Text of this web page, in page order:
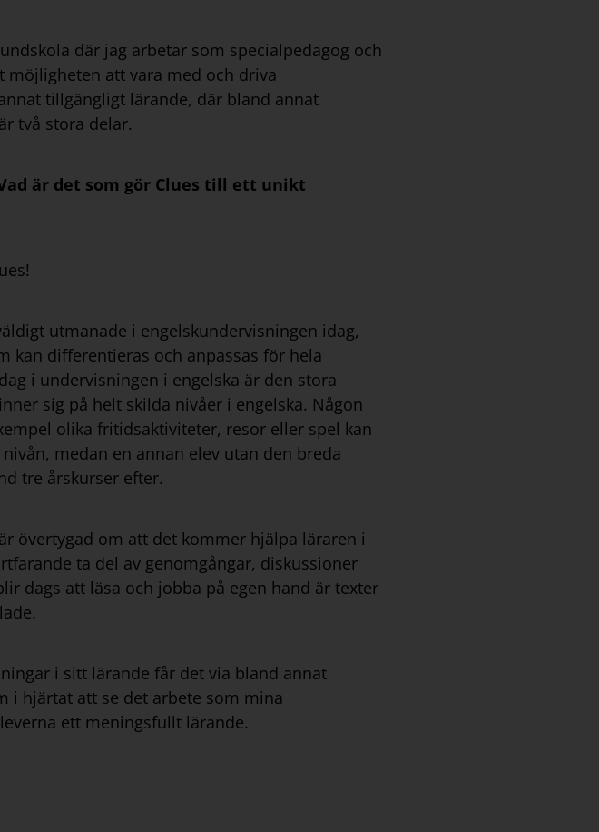
där jag arbetar som specialpedagog och
möjligheten att vara med och driva
tillgängligt lärande, där bland annat
två stora delar.
är det som gör Clues till ett unikt
utmanade i engelskundervisningen idag,
kan differentieras och anpassas för hela
i undervisningen i engelska är den stora
sig på helt skilda nivåer i engelska. Någon
olika fritidsaktiviteter, resor eller spel kan
medan en annan elev utan den breda
tre årskurser efter.
övertygad om att det kommer hjälpa läraren i
ta del av genomgångar, diskussioner
dags att läsa och jobba på egen hand är texter
i sitt lärande får det via bland annat
i hjärtat att se det arbete som mina
ett meningsfullt lärande.